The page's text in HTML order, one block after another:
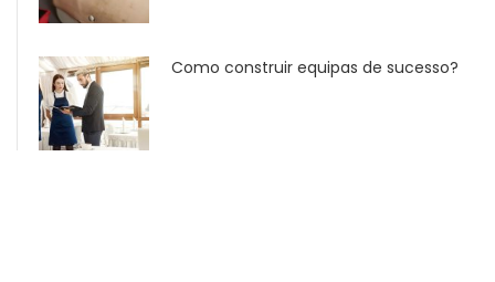
Como construir equipas de sucesso?